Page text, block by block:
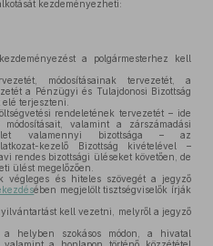
kezdeményezheti:
a polgármesterhez kell
módosításainak tervezetét, a
a Pénzügyi és Tulajdonosi Bizottság
terjeszteni.
rendeletének tervezetét – ide
valamint a zárszámadási
valamennyi bizottsága – az
kezelő Bizottság kivételével –
rendes bizottsági üléseket követően, de
ülést megelőzően.
végleges és hiteles szövegét a jegyző
ében megjelölt tisztségviselők írják
kell vezetni, melyről a jegyző
helyben szokásos módon, a hivatal